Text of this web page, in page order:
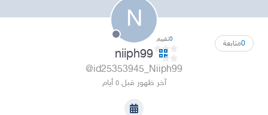
N
0متابعة 0تقييم
niiph99
@id25353945_Niiph99
آخر ظهور قبل ٥ أيام